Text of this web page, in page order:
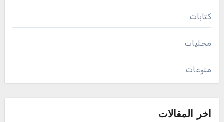
كتابات
محليات
منوعات
اخر المقالات